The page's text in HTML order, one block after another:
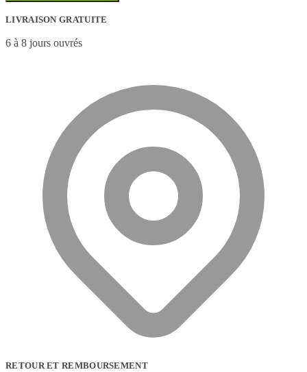
LIVRAISON GRATUITE
6 à 8 jours ouvrés
RETOUR ET REMBOURSEMENT